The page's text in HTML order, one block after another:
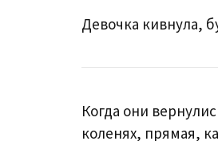
Девочка кивнула,
Когда они
коленях, прямая,